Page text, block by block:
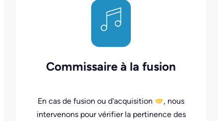
Commissaire à la fusion
En cas de fusion ou d'acquisition
, nous
intervenons pour vérifier la pertinence des